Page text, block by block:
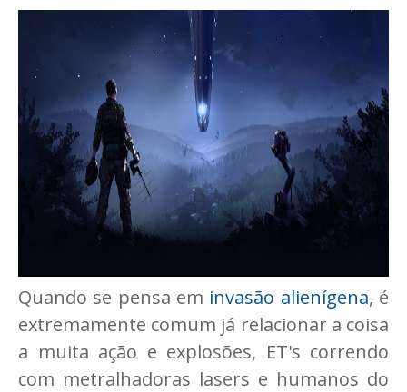
Quando se pensa em invasão alienígena, é
extremamente comum já relacionar a coisa
a muita ação e explosões, ET's correndo
com metralhadoras lasers e humanos do